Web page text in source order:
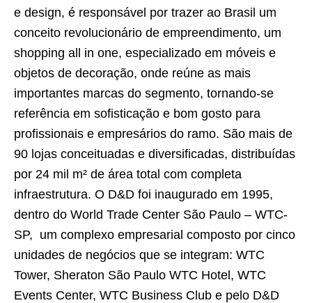
e design, é responsável por trazer ao Brasil um
conceito revolucionário de empreendimento, um
shopping all in one, especializado em móveis e
objetos de decoração, onde reúne as mais
importantes marcas do segmento, tornando-se
referência em sofisticação e bom gosto para
profissionais e empresários do ramo. São mais de
90 lojas conceituadas e diversificadas, distribuídas
por 24 mil m² de área total com completa
infraestrutura. O D&D foi inaugurado em 1995,
dentro do World Trade Center São Paulo – WTC-
SP, um complexo empresarial composto por cinco
unidades de negócios que se integram: WTC
Tower, Sheraton São Paulo WTC Hotel, WTC
Events Center, WTC Business Club e pelo D&D